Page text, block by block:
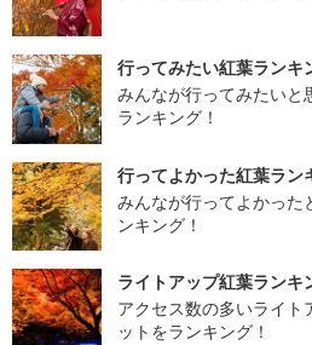
行ってみたい紅葉ランキ
みんなが行ってみたいと
ランキング！
行ってよかった紅葉ラン
みんなが行ってよかった
ンキング！
ライトアップ紅葉ランキ
アクセス数の多いライト
ットをランキング！